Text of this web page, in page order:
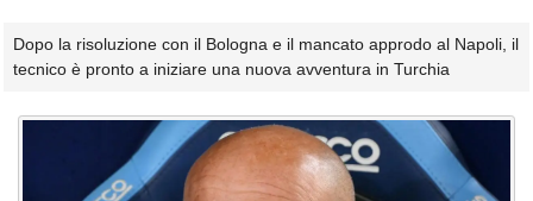
Dopo la risoluzione con il Bologna e il mancato approdo al Napoli, il
tecnico è pronto a iniziare una nuova avventura in Turchia